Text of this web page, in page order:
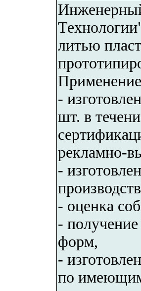
литью
-
шт. в
рекламно-
-
- оценка
- получение
форм,
-
по